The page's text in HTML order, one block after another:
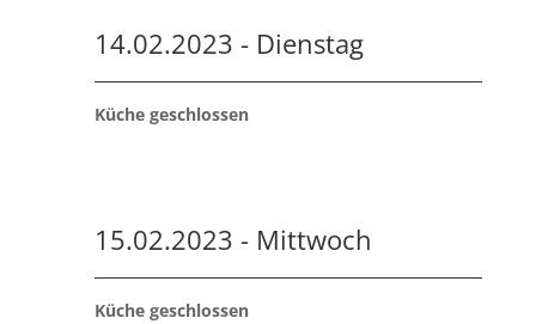
14.02.2023 - Dienstag
Küche geschlossen
15.02.2023 - Mittwoch
Küche geschlossen